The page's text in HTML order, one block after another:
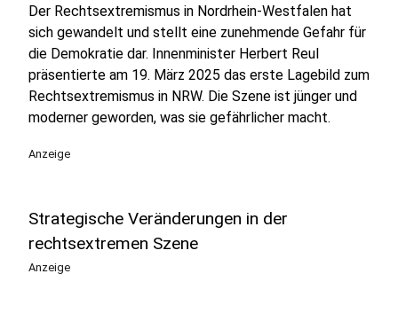
Der Rechtsextremismus in Nordrhein-Westfalen hat
sich gewandelt und stellt eine zunehmende Gefahr für
die Demokratie dar. Innenminister Herbert Reul
präsentierte am 19. März 2025 das erste Lagebild zum
Rechtsextremismus in NRW. Die Szene ist jünger und
moderner geworden, was sie gefährlicher macht.
Anzeige
Strategische Veränderungen in der
rechtsextremen Szene
Anzeige